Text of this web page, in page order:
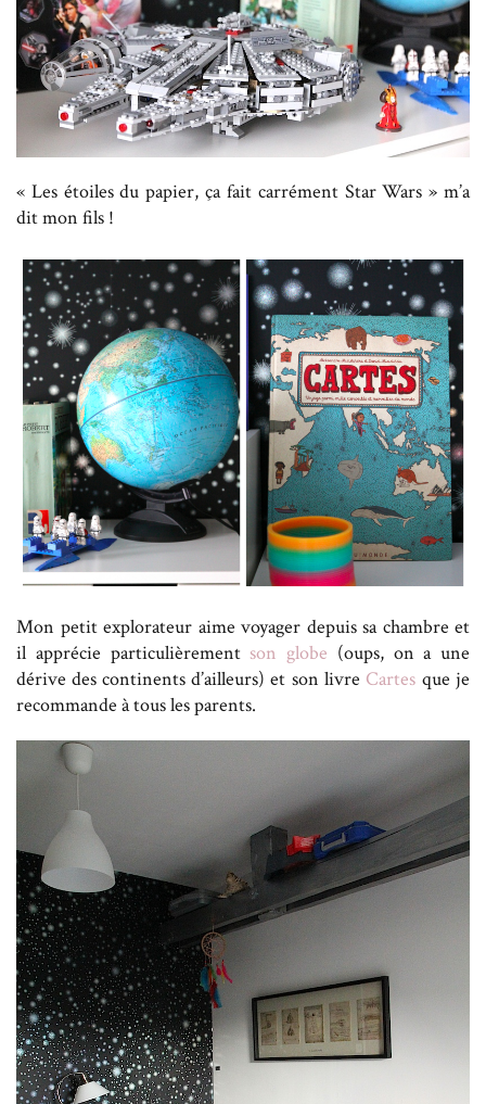
« Les étoiles du papier, ça fait carrément Star Wars » m’a
dit mon fils !
Mon petit explorateur aime voyager depuis sa chambre et
il apprécie particulièrement son globe (oups, on a une
dérive des continents d’ailleurs) et son livre Cartes que je
recommande à tous les parents.